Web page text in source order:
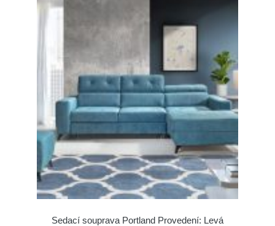
Sedací souprava Portland Provedení: Levá